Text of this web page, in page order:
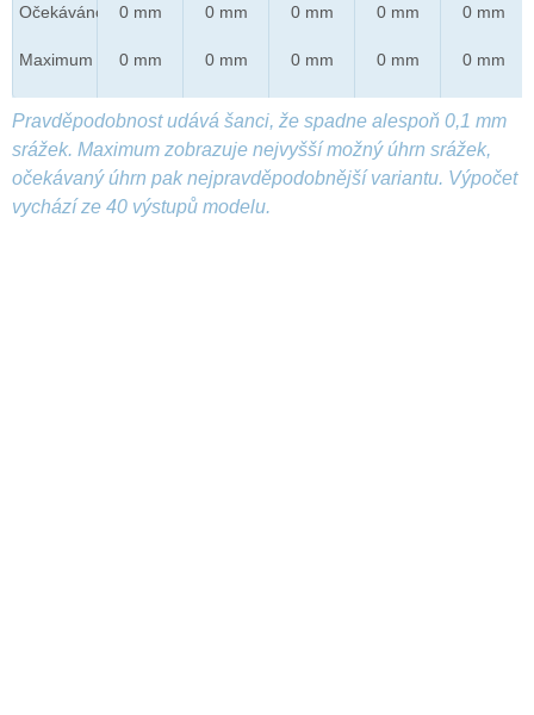
Očekáváno
Maximum
0 mm
0 mm
0 mm
0 mm
0 mm
0 mm
0 mm
0 mm
0 mm
0 mm
Pravděpodobnost udává šanci, že spadne alespoň 0,1 mm
srážek. Maximum zobrazuje nejvyšší možný úhrn srážek,
očekávaný úhrn pak nejpravděpodobnější variantu. Výpočet
vychází ze 40 výstupů modelu.